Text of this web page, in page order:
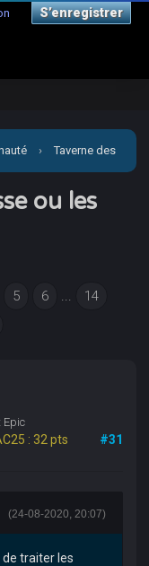
S’enregistrer
› Taverne des
les deux ?ou les
5 6 ...
14
Epic
: 32 pts #31
(24-08-2020, 20:07)
traiter les